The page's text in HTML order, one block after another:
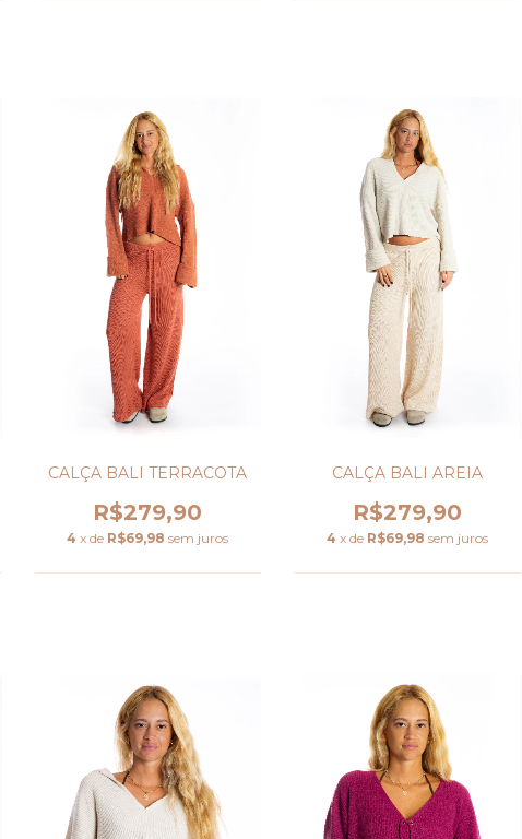
CALÇA BALI TERRACOTA
R$279,90
4 x de R$69,98 sem juros
CALÇA BALI AREIA
R$279,90
4 x de R$69,98 sem juros